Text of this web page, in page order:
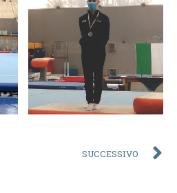
SUCCESSIVO